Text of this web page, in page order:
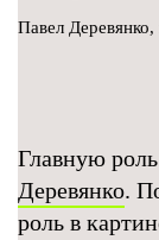
Павел Деревянко,
Главную
Деревянко.
роль в